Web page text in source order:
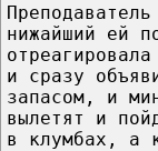
нижайший ей
и сразу
запасом, и
вылетят и
в клумбах, а